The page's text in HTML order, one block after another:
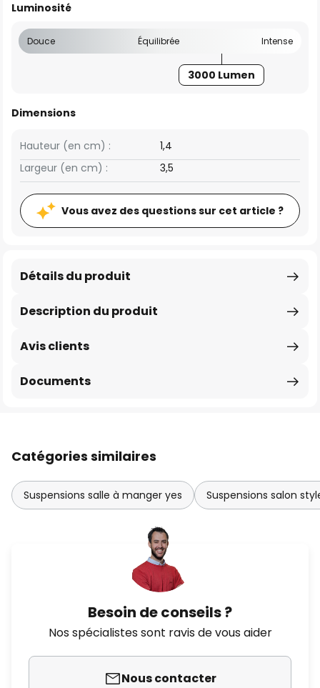
Luminosité
Douce Équilibrée Intense
3000 Lumen
Dimensions
Largeur (en cm) : 3,5
Hauteur (en cm) : 1,4
Vous avez des questions sur cet article ?
Description du produit
Détails du produit
Avis clients
Documents
Catégories similaires
Suspensions salle à manger yes Suspensions salon
Besoin de conseils ?
Nos spécialistes sont ravis de vous aider
Nous contacter